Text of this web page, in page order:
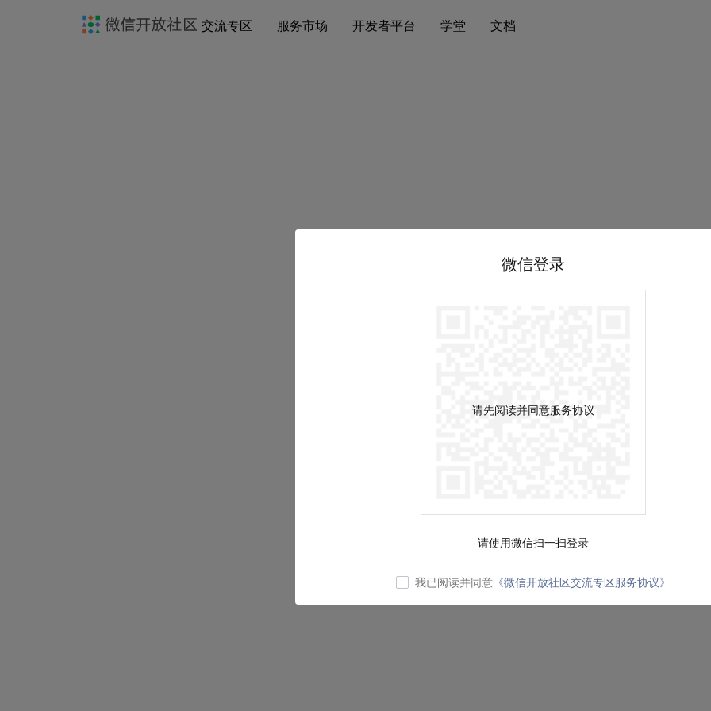
交流专区 服务市场 开发者平台 学堂 文档
微信登录
请先阅读并同意服务协议
请使用微信扫一扫登录
我已阅读并同意 《微信开放社区交流专区服务协议》